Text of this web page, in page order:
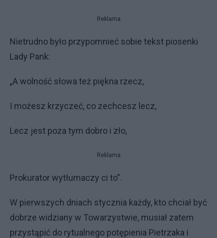
Reklama
Nietrudno było przypomnieć sobie tekst piosenki
Lady Pank:
„A wolność słowa też piękna rzecz,
I możesz krzyczeć, co zechcesz lecz,
Lecz jest poza tym dobro i zło,
Reklama
Prokurator wytłumaczy ci to”.
W pierwszych dniach stycznia każdy, kto chciał być
dobrze widziany w Towarzystwie, musiał zatem
przystąpić do rytualnego potępienia Pietrzaka i